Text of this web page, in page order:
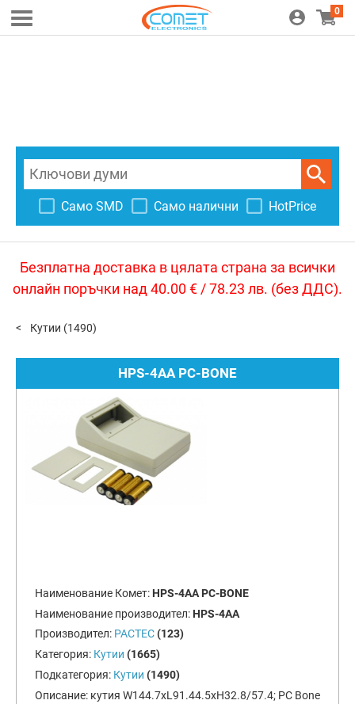
0
Само SMD Само налични HotPrice
Безплатна доставка в цялата страна за всички
онлайн поръчки над 40.00 € / 78.23 лв. (без ДДС).
Кутии (1490)
HPS-4AA PC-BONE
Наименование Комет: HPS-4AA PC-BONE
Наименование производител: HPS-4AA
Производител: PACTEC(123)
Категория: Кутии (1665)
Подкатегория: Кутии (1490)
Описание: кутия W144.7xL91.44.5xH32.8/57.4; PC Bone